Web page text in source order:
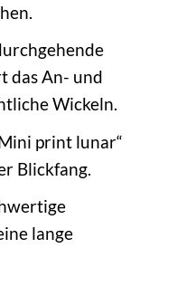
das An- und
Wickeln.
print lunar“
Blickfang.
lange